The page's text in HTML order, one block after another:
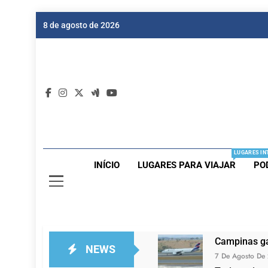
8 de agosto de 2026
INÍCIO LUGARES PARA VIAJAR
LUGARES
NEWS
Campinas
7 De Agosto